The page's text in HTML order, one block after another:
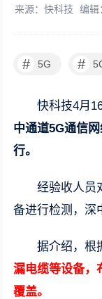
来源：快科技 编辑
# 5G #
快科技4月
中通道5G通信
行。
经验收人员
备进行检测，深
据介绍，根
漏电缆等设备，
覆盖。